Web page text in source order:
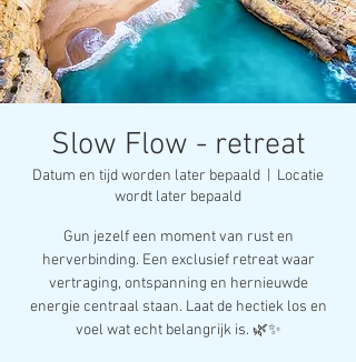
Slow Flow - retreat
Datum en tijd worden later bepaald
Locatie
wordt later bepaald
Gun jezelf een moment van rust en
herverbinding. Een exclusief retreat waar
vertraging, ontspanning en hernieuwde
energie centraal staan. Laat de hectiek los en
voel wat echt belangrijk is. 🌿✨